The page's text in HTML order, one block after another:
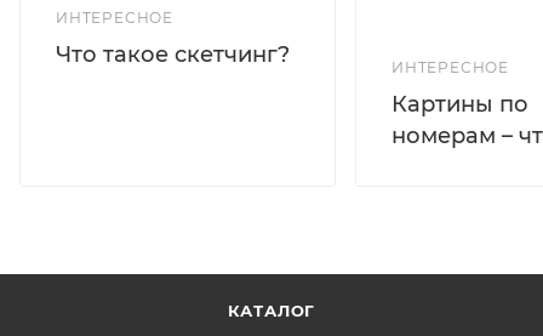
ИНТЕРЕСНОЕ
Что такое скетчинг?
ИНТЕРЕСНОЕ
Картины по
номерам –
КАТАЛОГ